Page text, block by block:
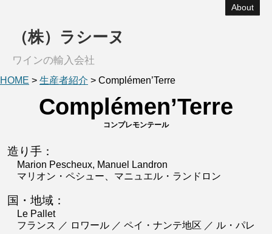
About
（株）ラシーヌ
ワインの輸入会社
HOME > 生産者紹介 > Complémen’Terre
Complémen’Terre
コンプレモンテール
造り手：
Marion Pescheux, Manuel Landron
マリオン・ペシュー、マニュエル・ランドロン
国・地域：
Le Pallet
フランス ／ ロワール ／ ペイ・ナンテ地区 ／ ル・パレ